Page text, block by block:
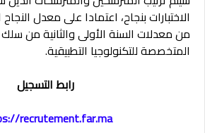
الاختبارات بنجاح، اعتمادا على معدل
من معدلات السنة الأولى والثانية من
المتخصصة للتكنولوجيا التطبيقية.
رابط التسجيل
recrutement.far.ma